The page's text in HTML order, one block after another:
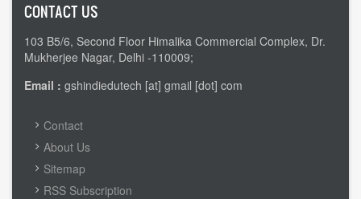
CONTACT US
103 B5/6, Second Floor Himalika Commercial Complex, Dr.
Mukherjee Nagar, Delhi -110009;
Email : gshindiedutech [at] gmail [dot] com
FOOTER
MENU
Contact
About Us
Sitemap
RSS Subscription